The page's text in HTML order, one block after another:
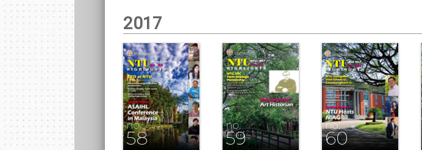
2017
no.
58
no.
59
no.
60